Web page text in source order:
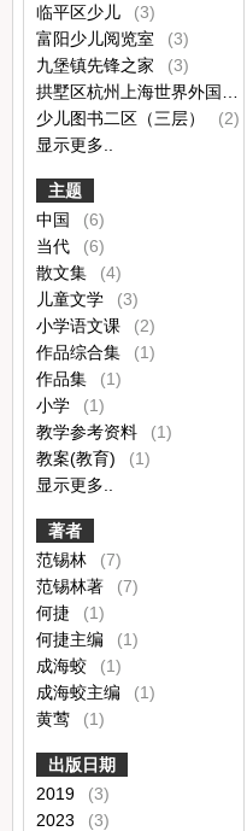
临平区少儿
(3)
富阳少儿阅览室
(3)
九堡镇先锋之家
(3)
少儿图书二区（三层）
(2)
显示更多..
主题
中国
(6)
当代
(6)
散文集
(4)
儿童文学
(3)
小学语文课
(2)
作品综合集
(1)
作品集
(1)
小学
(1)
教学参考资料
(1)
教案(教育)
(1)
显示更多..
著者
范锡林
(7)
范锡林著
(7)
何捷
(1)
何捷主编
(1)
成海蛟
(1)
成海蛟主编
(1)
黄莺
(1)
出版日期
2019
(3)
2023
(3)